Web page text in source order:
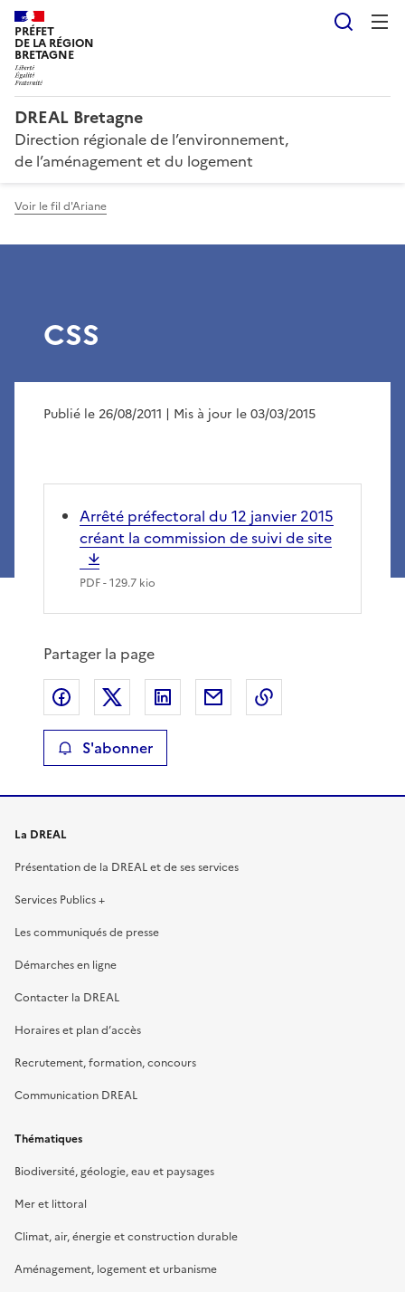
PRÉFET
DE LA RÉGION
BRETAGNE
DREAL Bretagne
Direction régionale de l’environnement,
de l’aménagement et du logement
Voir le fil d'Ariane
CSS
Publié le 26/08/2011 | Mis à jour le 03/03/2015
Arrêté préfectoral du 12 janvier 2015
créant la commission de suivi de site
PDF- 129.7 kio
Partager la page
Partager sur Facebook
Partager sur XPartager sur LinkedIn
Partager par email
S'abonner
La DREAL
Présentation de la DREAL et de ses services
Services Publics +
Les communiqués de presse
Démarches en ligne
Contacter la DREAL
Horaires et plan d’accès
Recrutement, formation, concours
Communication DREAL
Thématiques
Biodiversité, géologie, eau et paysages
Mer et littoral
Climat, air, énergie et construction durable
Aménagement, logement et urbanisme